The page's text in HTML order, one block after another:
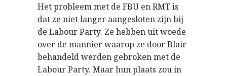
Het probleem met de FBU en RMT is
dat ze niet langer aangesloten zijn bij
de Labour Party. Ze hebben uit woede
over de mannier waarop ze door Blair
behandeld werden gebroken met de
Labour Party. Maar hun plaats zou in